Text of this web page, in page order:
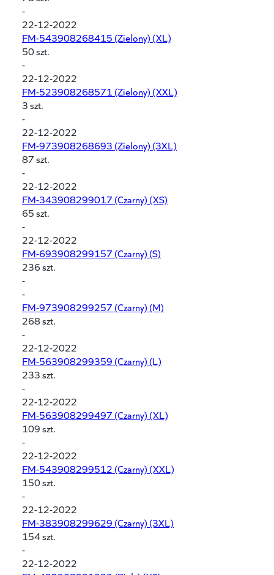
-
22-12-2022
FM-543908268415 (Zielony) (XL)
50 szt.
-
22-12-2022
FM-523908268571 (Zielony) (XXL)
3 szt.
-
22-12-2022
FM-973908268693 (Zielony) (3XL)
87 szt.
-
22-12-2022
FM-343908299017 (Czarny) (XS)
65 szt.
-
22-12-2022
FM-693908299157 (Czarny) (S)
236 szt.
-
-
FM-973908299257 (Czarny) (M)
268 szt.
-
22-12-2022
FM-563908299359 (Czarny) (L)
233 szt.
-
22-12-2022
FM-563908299497 (Czarny) (XL)
109 szt.
-
22-12-2022
FM-543908299512 (Czarny) (XXL)
150 szt.
-
22-12-2022
FM-383908299629 (Czarny) (3XL)
154 szt.
-
22-12-2022